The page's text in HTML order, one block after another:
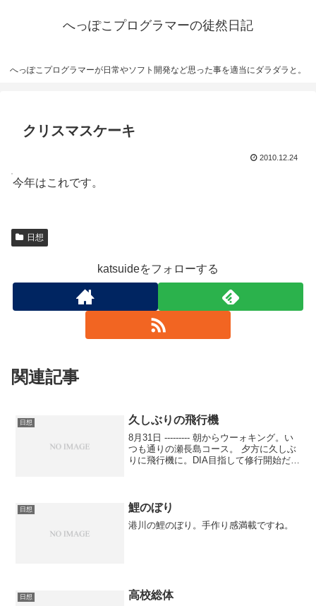
へっぽこプログラマーの徒然日記
へっぽこプログラマーが日常やソフト開発など思った事を適当にダラダラと。
クリスマスケーキ
2010.12.24
今年はこれです。
日想
katsuideをフォローする
関連記事
日想 久しぶりの飛行機
8月31日 --------- 朝からウーォキング。い
つも通りの瀬長島コース。 夕方に久しぶ
りに飛行機に。DIA目指して修行開始だ。
機...
日想 鯉のぼり
港川の鯉のぼり。手作り感満載ですね。
日想 高校総体